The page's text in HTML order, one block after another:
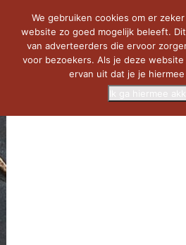
We gebruiken cookies om er
website zo goed mogelijk beleeft.
van adverteerders die ervoor
voor bezoekers. Als je deze
ervan uit dat je je
Ik ga hiermee